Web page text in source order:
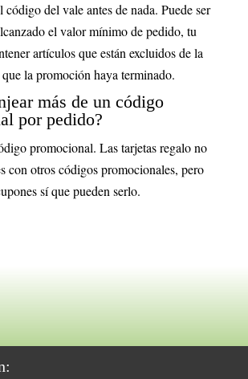
código del vale antes de nada. Puede ser
el valor mínimo de pedido, tu
artículos que están excluidos de la
la promoción haya terminado.
más de un código
por pedido?
promocional. Las tarjetas regalo no
con otros códigos promocionales, pero
sí que pueden serlo.